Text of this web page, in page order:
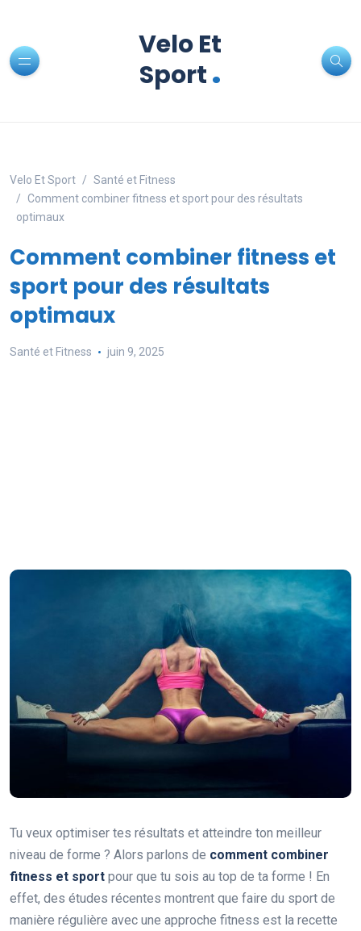
Velo Et
Sport.
Velo Et Sport
Santé et Fitness
Comment combiner fitness et sport pour des résultats
optimaux
Comment combiner fitness et
sport pour des résultats
optimaux
Santé et Fitness juin 9, 2025
Tu veux optimiser tes résultats et atteindre ton meilleur
niveau de forme ? Alors parlons de comment combiner
fitness et sport pour que tu sois au top de ta forme ! En
effet, des études récentes montrent que faire du sport de
manière régulière avec une approche fitness est la recette